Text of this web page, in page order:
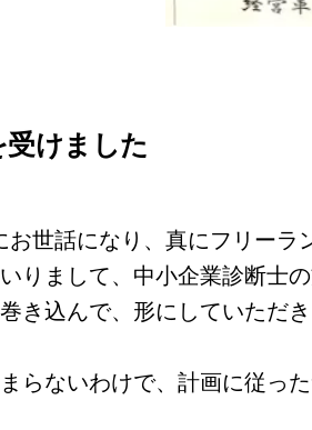
けました
お世話になり、真にフリー
りまして、中小企業診断士
き込んで、形にしていただき
らないわけで、計画に従っ